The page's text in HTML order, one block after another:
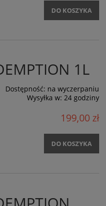
DO KOSZYKA
1L
Dostępność: na wyczerpaniu
Wysyłka w: 24 godziny
199,00 zł
DO KOSZYKA